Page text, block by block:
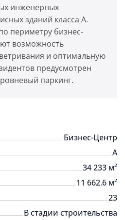
инженерных
зданий класса А.
периметру бизнес-
возможность
и оптимальную
предусмотрен
паркинг.
Бизнес-Центр
A
34 233 м²
11 662.6 м²
23
В стадии строительства